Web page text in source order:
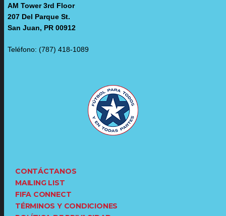
AM Tower 3rd Floor
207 Del Parque St.
San Juan, PR 00912
Teléfono: (787) 418-1089
CONTÁCTANOS
MAILING LIST
FIFA CONNECT
TÉRMINOS Y CONDICIONES